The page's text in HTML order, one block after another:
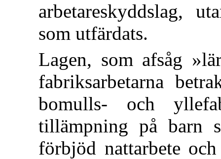
arbetareskyddslag,
som utfärdats.
Lagen, som afsåg
fabriksarbetarna
bomulls- och
tillämpning på barn
förbjöd nattarbete